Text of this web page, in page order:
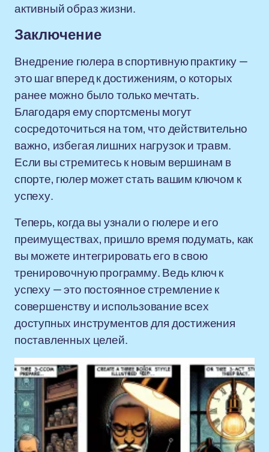
активный образ жизни.
Заключение
Внедрение гюлера в спортивную практику —
это шаг вперед к достижениям, о которых
ранее можно было только мечтать.
Благодаря ему спортсмены могут
сосредоточиться на том, что действительно
важно, избегая лишних нагрузок и травм.
Если вы стремитесь к новым вершинам в
спорте, гюлер может стать вашим ключом к
успеху.
Теперь, когда вы узнали о гюлере и его
преимуществах, пришло время подумать, как
вы можете интегрировать его в свою
тренировочную программу. Ведь ключ к
успеху — это постоянное стремление к
совершенству и использование всех
доступных инструментов для достижения
поставленных целей.